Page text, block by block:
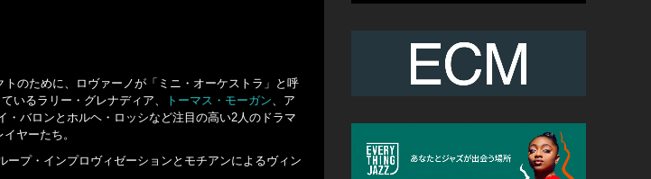
のために、ロヴァーノが「ミニ・オーケストラ」と呼
いるラリー・グレナディア、
トーマス・モーガン、ア
バロンとホルヘ・ロッシなど注目の高い2人のドラマ
ヤーたち。
プ・インプロヴィゼーションとモチアンによるヴィン